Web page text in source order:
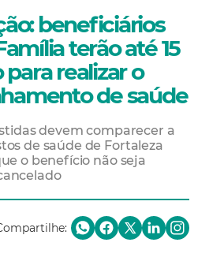
beneficiários
terão até 15
realizar o
de saúde
devem comparecer a
de saúde de Fortaleza
o benefício não seja